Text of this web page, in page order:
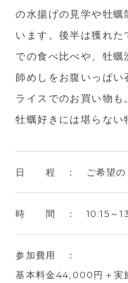
の水揚げの見学や牡
います。後半は獲れた
での食べ比べや、牡
師めしをお腹いっぱ
ライスでのお買い物も。
牡蠣好きには堪らない
日 程 ： ご希望
時 間 ： 10:15～
参加費用 ：
基本料金44,000円＋実